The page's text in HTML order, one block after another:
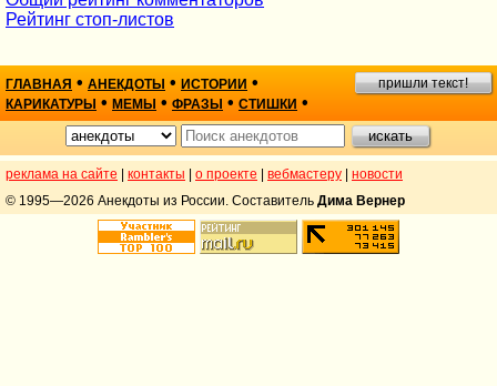
Рейтинг стоп-листов
ГЛАВНАЯ • АНЕКДОТЫ • ИСТОРИИ •
КАРИКАТУРЫ • МЕМЫ • ФРАЗЫ • СТИШКИ •
пришли текст!
реклама на сайте контакты о проекте вебмастеру
новости
© 1995—2026 Анекдоты из России. Составитель Дима Вернер